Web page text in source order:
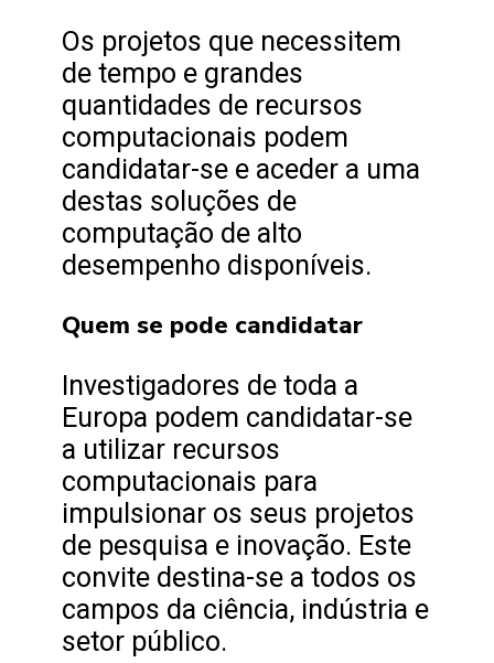
Os projetos que necessitem
de tempo e grandes
quantidades de recursos
computacionais podem
candidatar-se e aceder a uma
destas soluções de
computação de alto
desempenho disponíveis.
Quem se pode candidatar
Investigadores de toda a
Europa podem candidatar-se
a utilizar recursos
computacionais para
impulsionar os seus projetos
de pesquisa e inovação. Este
convite destina-se a todos os
campos da ciência, indústria e
setor público.